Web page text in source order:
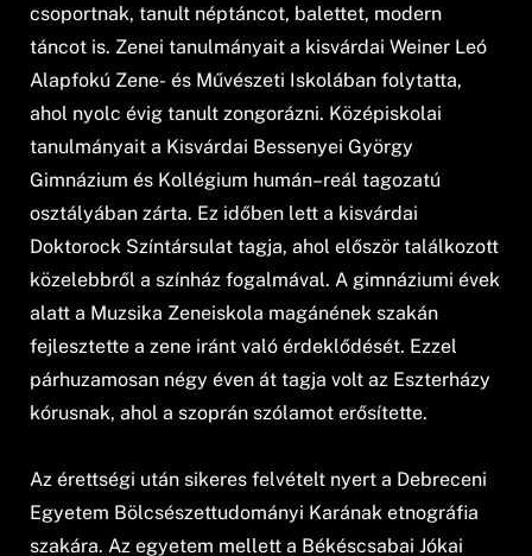
csoportnak, tanult néptáncot, balettet, modern
táncot is. Zenei tanulmányait a kisvárdai Weiner Leó
Alapfokú Zene- és Művészeti Iskolában folytatta,
ahol nyolc évig tanult zongorázni. Középiskolai
tanulmányait a Kisvárdai Bessenyei György
Gimnázium és Kollégium humán–reál tagozatú
osztályában zárta. Ez időben lett a kisvárdai
Doktorock Színtársulat tagja, ahol először találkozott
közelebbről a színház fogalmával. A gimnáziumi évek
alatt a Muzsika Zeneiskola magánének szakán
fejlesztette a zene iránt való érdeklődését. Ezzel
párhuzamosan négy éven át tagja volt az Eszterházy
kórusnak, ahol a szoprán szólamot erősítette.
Az érettségi után sikeres felvételt nyert a Debreceni
Egyetem Bölcsészettudományi Karának etnográfia
szakára. Az egyetem mellett a Békéscsabai Jókai